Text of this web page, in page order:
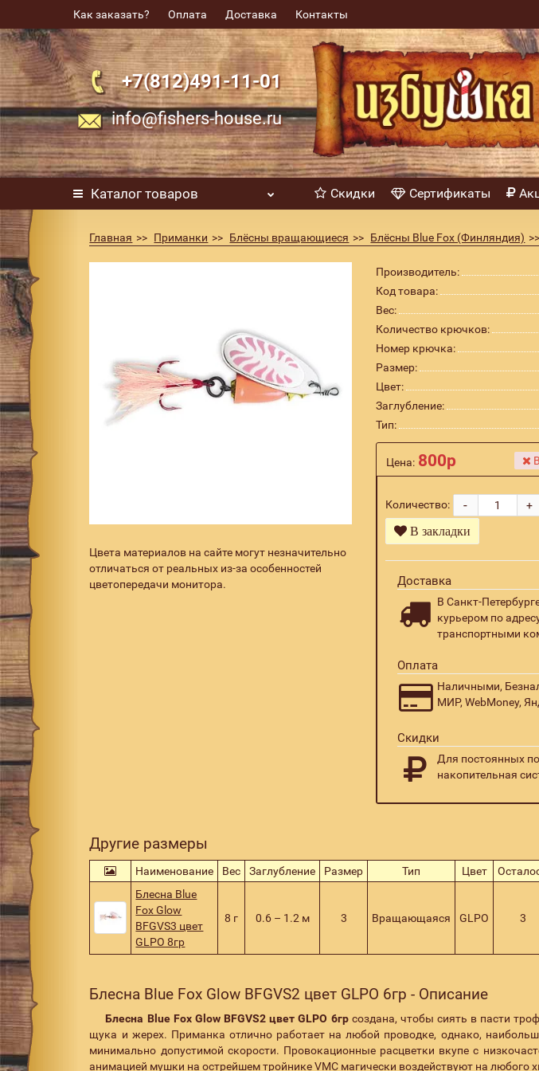
Как заказать? Оплата Доставка Контакты
+7(812)491-11-01
info@fishers-house.ru
Каталог товаров Скидки Сертификаты
Главная Приманки Блёсны вращающиеся Блёсны Blue Fox (Финляндия)
Цвета материалов на сайте могут незначительно
отличаться от реальных из-за особенностей
цветопередачи монитора.
Производитель:
Код товара:
Вес:
Количество крючков:
Номер крючка:
Размер:
Цвет:
Заглубление:
Тип:
Цена: 800р
Количество: +
-
В закладки
Доставка
В Санкт-
курьером по
транспортными
Оплата
Наличными,
МИР, WebMoney,
Скидки
Для постоянных
накопительная
Другие размеры
Наименование Вес Заглубление Размер Тип Цвет
Блесна Blue
Fox Glow
BFGVS3 цвет
GLPO 8гр
8 г 0.6 – 1.2 м 3 Вращающаяся GLPO 3
Блесна Blue Fox Glow BFGVS2 цвет GLPO 6гр - Описание
Блесна Blue Fox Glow BFGVS2 цвет GLPO 6грсоздана, чтобы сиять в пасти
щука и жерех. Приманка отлично работает на любой проводке, однако,
минимально допустимой скорости. Провокационные расцветки вкупе с
анимацией мушки на острейшем тройнике VMC магически воздействуют на любого